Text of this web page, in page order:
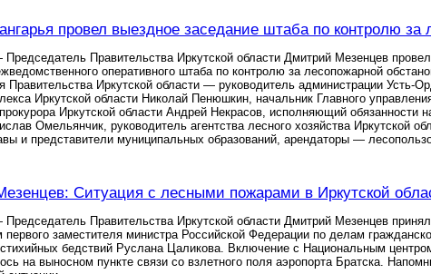
провел выездное заседание штаба по контролю за
Председатель Правительства Иркутской области Дмитрий Мезенцев
оперативного штаба по контролю за лесопожарной
Правительства Иркутской области — руководитель администрации Усть-
Иркутской области Николай Пенюшкин, начальник Главного
Иркутской области Андрей Некрасов, исполняющий обязанности
Омельянчик, руководитель агентства лесного хозяйства Иркутской
и представители муниципальных образований, арендаторы —
Ситуация с лесными пожарами в Иркутской
Председатель Правительства Иркутской области Дмитрий Мезенцев
первого заместителя министра Российской Федерации по делам
бедствий Руслана Цаликова. Включение с Национальным
на выносном пункте связи со взлетного поля аэропорта Братска.